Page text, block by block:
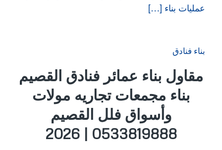
عمليات بناء […]
بناء فنادق
مقاول بناء عمائر فنادق القصيم
بناء مجمعات تجاريه مولات
وأسواق فلل القصيم
0533819888 | 2026